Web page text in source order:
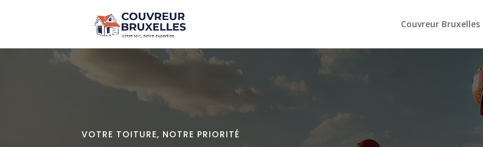
Couvreur Bruxelles
VOTRE TOITURE, NOTRE PRIORITÉ